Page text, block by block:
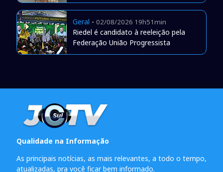
Geral - 02/08/2026 19h51min
Riedel é candidato à reeleição pela
Federação União Progressista
Qualidade na Informação
As principais notícias, as mais relevantes, a todo o tempo,
atualizadas, pra você ficar bem informado.